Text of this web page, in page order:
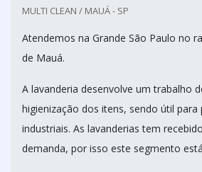
MULTI CLEAN / MAUÁ - SP
Atendemos na Grande São Paulo no
de Mauá.
A lavanderia desenvolve um trabalho
higienização dos itens, sendo útil para
industriais. As lavanderias tem
demanda, por isso este segmento